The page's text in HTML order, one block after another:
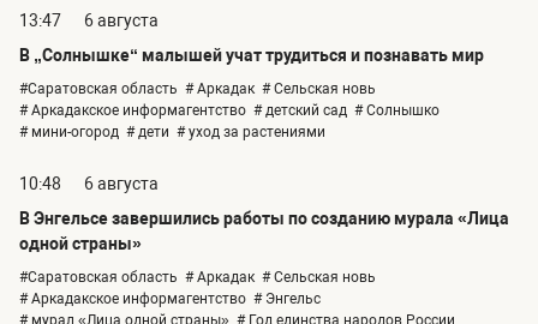
13:47
6 августа
В „Солнышке“ малышей учат трудиться и познавать мир
#Саратовская область # Аркадак # Сельская новь
# Аркадакское информагентство # детский сад # Солнышко
# мини-огород # дети # уход за растениями
10:48
6 августа
В Энгельсе завершились работы по созданию мурала «Лица
одной страны»
#Саратовская область # Аркадак # Сельская новь
# Аркадакское информагентство # Энгельс
# мурал «Лица одной страны» # Год единства народов России